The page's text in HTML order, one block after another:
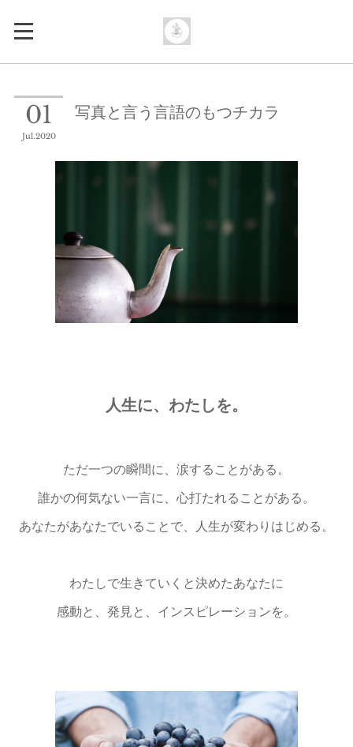
01
Jul 2020
写真と言う言語のもつチカラ
人生に、わたしを。
ただ一つの瞬間に、涙することがある。
誰かの何気ない一言に、心打たれることがある。
あなたがあなたでいることで、人生が変わりはじめる。
わたしで生きていくと決めたあなたに
感動と、発見と、インスピレーションを。